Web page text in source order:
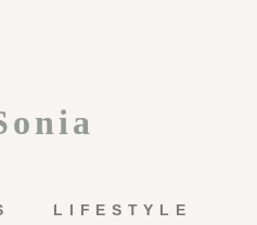
LIFESTYLE